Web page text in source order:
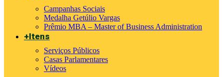
Campanhas Sociais
Medalha Getúlio Vargas
Prêmio MBA – Master of Business Administration
+Itens
Serviços Públicos
Casas Parlamentares
Vídeos